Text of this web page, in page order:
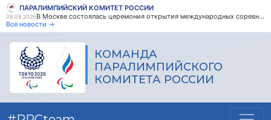
ПАРАЛИМПИЙСКИЙ КОМИТЕТ РОССИИ
08.08.2026
В Москве состоялась церемония открытия международных соревнований по пауэрлифтингу среди ветеранов боевых действий с поражением опорно-двигательного аппарата
Все новости →
КОМАНДА
ПАРАЛИМПИЙСКОГО
КОМИТЕТА РОССИИ